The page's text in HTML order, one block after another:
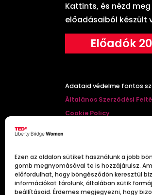
Ezen az oldalon sütiket használunk a jobb
gomb megnyomásával te is hozzájárulsz.
előfordulhat, hogy böngésződön keresztül
információkat tárolunk, általában sütik
beállításaid. Érdemes megjegyezni, hogy
Kattints, és nézd
előadásaiból készült
Előadók
Adataid védelme fontos
Általános Szerződési
Cookie Policy
Mi aTEDx?
A TED (Technology,
érdemes gondolatok”)